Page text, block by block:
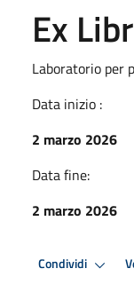
Ex
Laboratorio per
Data inizio :
2 marzo 2026
Data fine:
2 marzo 2026
Condividi